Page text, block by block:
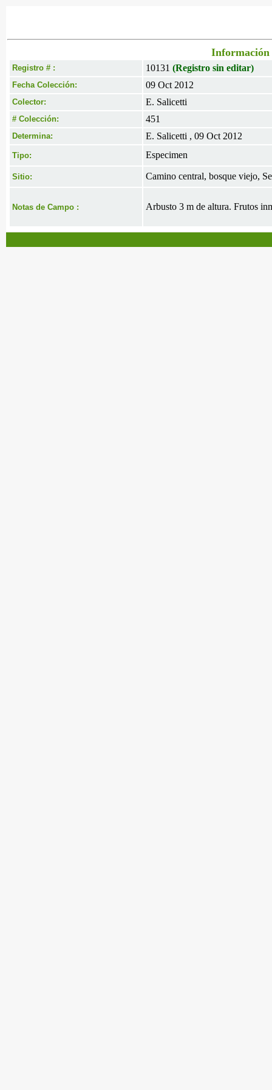
Información
Registro # : 10131 (Registro sin editar)
Fecha Colección: 09 Oct 2012
Colector: E. Salicetti
# Colección: 451
Determina: E. Salicetti , 09 Oct 2012
Tipo: Especimen
Sitio: Camino central, bosque viejo,
Notas de Campo : Arbusto 3 m de altura. Frutos